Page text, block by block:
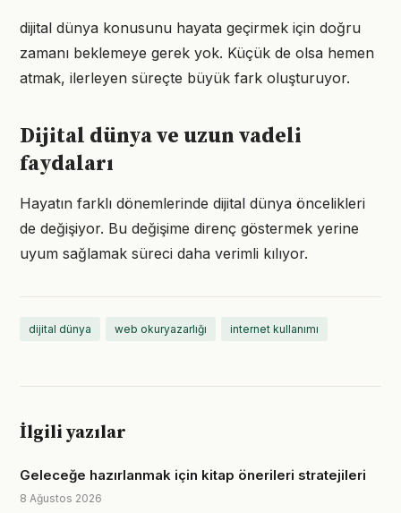
dijital dünya konusunu hayata geçirmek için doğru
zamanı beklemeye gerek yok. Küçük de olsa hemen
atmak, ilerleyen süreçte büyük fark oluşturuyor.
Dijital dünya ve uzun vadeli
faydaları
Hayatın farklı dönemlerinde dijital dünya öncelikleri
de değişiyor. Bu değişime direnç göstermek yerine
uyum sağlamak süreci daha verimli kılıyor.
dijital dünya web okuryazarlığı internet kullanımı
İlgili yazılar
Geleceğe hazırlanmak için kitap önerileri stratejileri
8 Ağustos 2026